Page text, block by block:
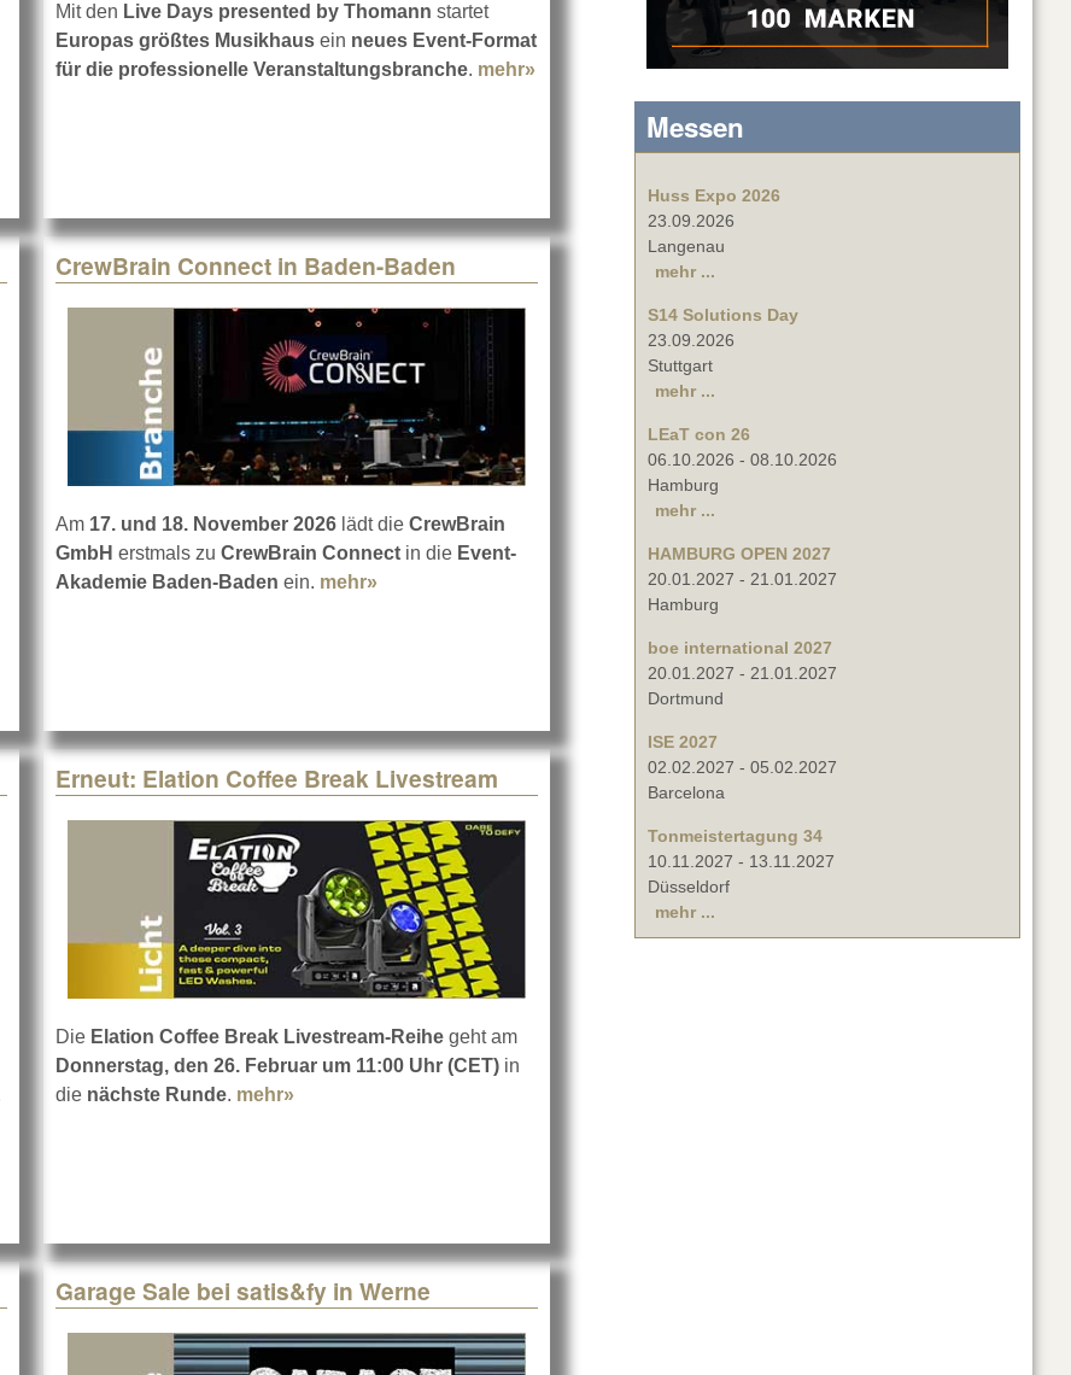
Kindermann Xperience Day 2026
Mit den Live Days presented by Thomann startet
Europas größtes Musikhaus ein neues Event-Format
für die professionelle Veranstaltungsbranche. mehr» about Live Days presented by Thomann 2026
CrewBrain Connect in Baden-Baden
Am 17. und 18. November 2026 lädt die CrewBrain
GmbH erstmals zu CrewBrain Connect in die Event-
Akademie Baden-Baden ein. mehr» about CrewBrain Connect in Baden-Baden
Erneut: Elation Coffee Break Livestream
Die Elation Coffee Break Livestream-Reihe geht am
Donnerstag, den 26. Februar um 11:00 Uhr (CET) in
die nächste Runde. mehr»
Garage Sale bei satis&fy in Werne
Messen
Huss Expo 2026
23.09.2026
Langenau
mehr ...
S14 Solutions Day
23.09.2026
Stuttgart
mehr ...
LEaT con 26
06.10.2026 - 08.10.2026
Hamburg
mehr ...
HAMBURG OPEN 2027
20.01.2027 - 21.01.2027
Hamburg
boe international 2027
20.01.2027 - 21.01.2027
Dortmund
ISE 2027
02.02.2027 - 05.02.2027
Barcelona
Tonmeistertagung 34
10.11.2027 - 13.11.2027
Düsseldorf
mehr ...